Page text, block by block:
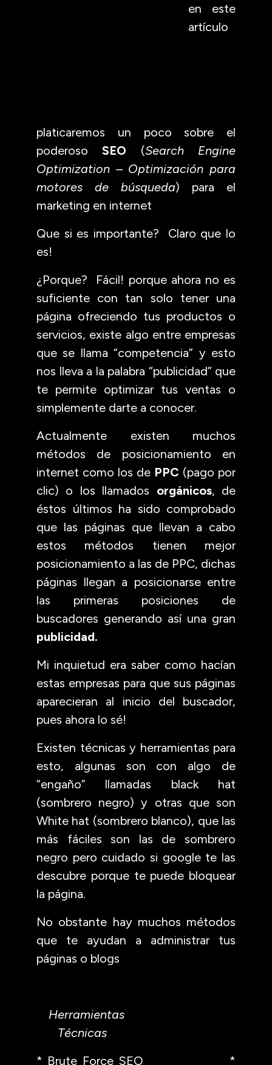
en este
artículo
platicaremos un poco sobre el
poderosoSEO (Search Engine
Optimization – Optimización para
motores de búsqueda) para el
marketing en internet
Que si es importante? Claro que lo
es!
¿Porque? Fácil! porque ahora no es
suficiente con tan solo tener una
página ofreciendo tus productos o
servicios, existe algo entre empresas
que se llama “competencia” y esto
nos lleva a la palabra “publicidad” que
te permite optimizar tus ventas o
simplemente darte a conocer.
Actualmente existen muchos
métodos de posicionamiento en
internet como los de PPC (pago por
clic) o los llamados orgánicos, de
éstos últimos ha sido comprobado
que las páginas que llevan a cabo
estos métodos tienen mejor
posicionamiento a las de PPC, dichas
páginas llegan a posicionarse entre
las primeras posiciones de
buscadores generando así una gran
publicidad.
Mi inquietud era saber como hacían
estas empresas para que sus páginas
aparecieran al inicio del buscador,
pues ahora lo sé!
Existen técnicas y herramientas para
esto, algunas son con algo de
“engaño” llamadas black hat
(sombrero negro) y otras que son
White hat (sombrero blanco), que las
más fáciles son las de sombrero
negro pero cuidado si google te las
descubre porque te puede bloquear
la página.
No obstante hay muchos métodos
que te ayudan a administrar tus
páginas o blogs
Herramientas
Técnicas
* Brute Force SEO *